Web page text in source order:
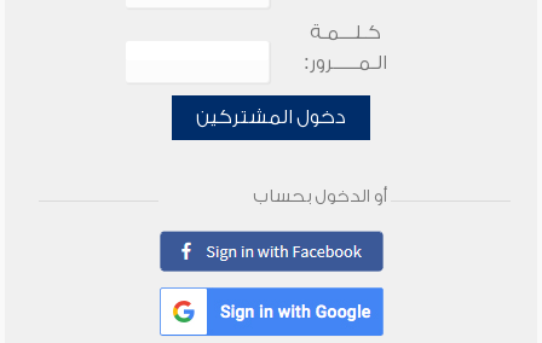
كـلـــمـة
الـمـــــرور:
دخول المشتركين
أو الدخول بحساب